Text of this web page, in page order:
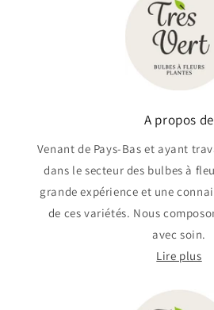
A propos de
Venant de Pays-Bas et ayant
dans le secteur des bulbes à
grande expérience et une
de ces variétés. Nous
avec soin.
Lire plus